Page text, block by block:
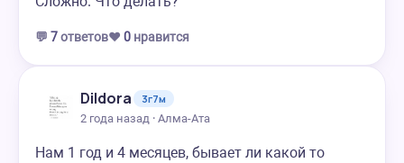
💬 7ответов❤️ 0 нравится
Dildora
3г7м
2 года назад · Алма-Ата
Нам 1 год и 4 месяцев, бывает ли какой то